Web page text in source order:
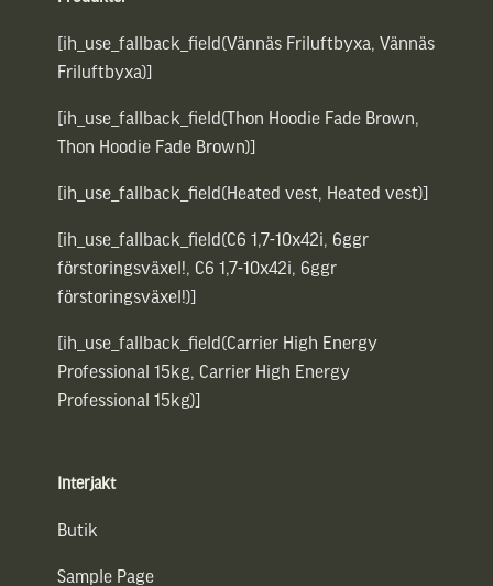
[ih_use_fallback_field(Vännäs Friluftbyxa, Vännäs
Friluftbyxa)]
[ih_use_fallback_field(Thon Hoodie Fade Brown,
Thon Hoodie Fade Brown)]
[ih_use_fallback_field(Heated vest, Heated vest)]
[ih_use_fallback_field(C6 1,7-10x42i, 6ggr
förstoringsväxel!, C6 1,7-10x42i, 6ggr
förstoringsväxel!)]
[ih_use_fallback_field(Carrier High Energy
Professional 15kg, Carrier High Energy
Professional 15kg)]
Interjakt
Butik
Sample Page